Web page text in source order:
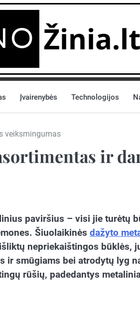
Įvairenybės Technologijos
veiksmingumas
ir
paviršius – visi jie turėtų
Šiuolaikinės dažyto
nepriekaištingos būklės,
ir smūgiams bei atrodytų lyg
rūšių, padedantys